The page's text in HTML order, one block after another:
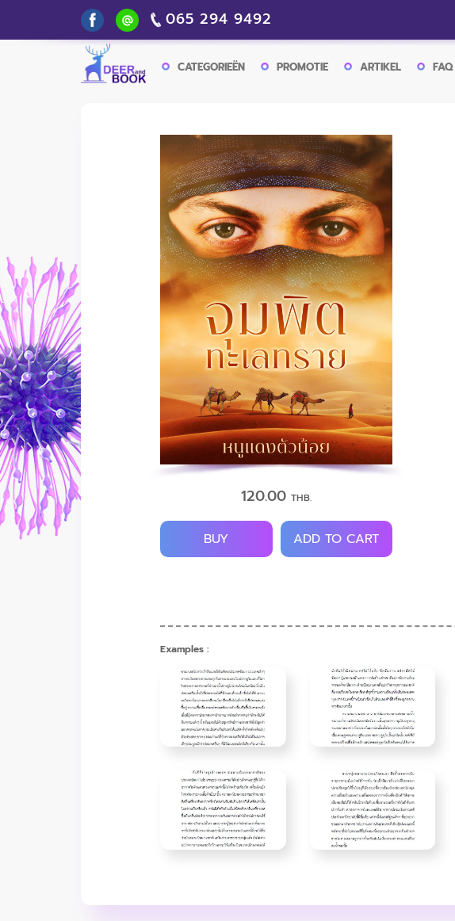
065 294 9492
CATEGORIEËN PROMOTIE ARTIKEL FAQ
120.00THB.
BUY ADD TO CART
Examples :